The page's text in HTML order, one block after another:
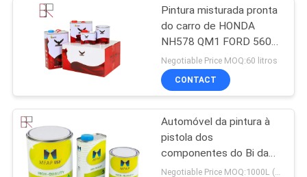
Pasta automotivo
da pintura
17
24
Pintura misturada pronta
do carro de HONDA
NH578 QM1 FORD 560
do reparo do risco
Negotiable Price MOQ:60 litros
CONTACT
Automóvel da pintura à
pistola dos
componentes do Bi da
concentração alta para